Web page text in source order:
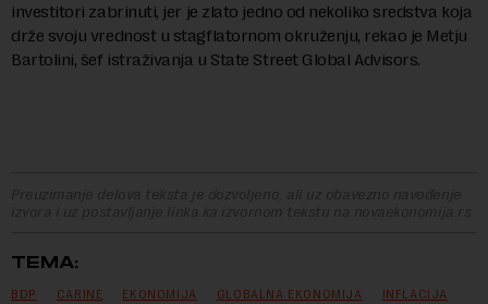
investitori zabrinuti, jer je zlato jedno od nekoliko sredstva koja
drže svoju vrednost u stagflatornom okruženju, rekao je Metju
Bartolini, šef istraživanja u State Street Global Advisors.
Preuzimanje delova teksta je dozvoljeno, ali uz obavezno navođenje
izvora i uz postavljanje linka ka izvornom tekstu na novaekonomija.rs
TEMA:
BDP CARINE EKONOMIJA GLOBALNA EKONOMIJA INFLACIJA